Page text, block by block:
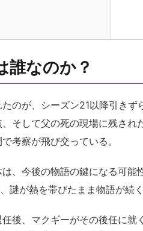
誰なのか？
のが、シーズン21以降引きず
そして父の死の現場に残さ
考察が飛び交っている。
、今後の物語の鍵になる可
謎が熱を帯びたまま物語が続
後、マクギーがその後任に